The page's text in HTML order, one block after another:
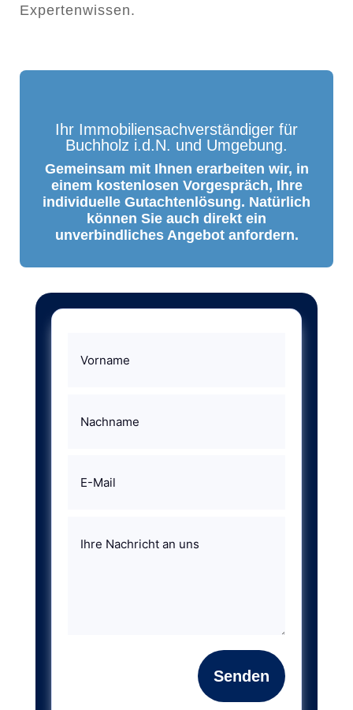
Expertenwissen.
Ihr Immobiliensachverständiger für
Buchholz i.d.N. und Umgebung.
Gemeinsam mit Ihnen erarbeiten wir, in
einem kostenlosen Vorgespräch, Ihre
individuelle Gutachtenlösung. Natürlich
können Sie auch direkt ein
unverbindliches Angebot anfordern.
Senden